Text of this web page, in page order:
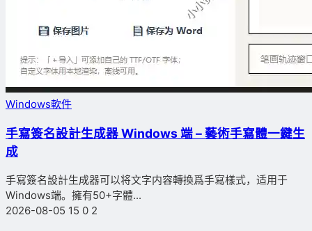
Windows軟件
手寫簽名設計生成器 Windows 端 – 藝術手寫體一鍵生
成
手寫簽名設計生成器可以将文字内容轉換爲手寫樣式，适用于
Windows端。擁有50+字體...
2026-08-05 15 0 2